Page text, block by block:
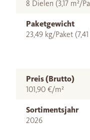
8 Dielen (3,17 m²/
Paketgewicht
23,49 kg/Paket
Preis (Brutto)
101,90 €/m²
Sortimentsjahr
2026